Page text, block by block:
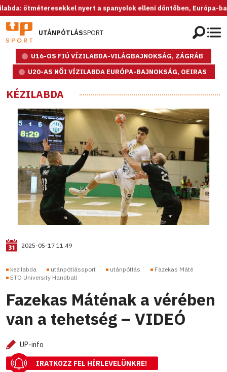
nyert a spanyolok elleni döntőben, Európa-bajnok az
UTÁNPÓTLÁSSPORT
U16-OS FIÚ VÍZILABDA-VILÁGBAJNOKSÁG, ZÁGRÁB
U20-AS NŐI VÍZILABDA EURÓPA-BAJNOKSÁG, OEIRAS
KÉZILABDA
2025-05-17 11:49
kezilabda utánpótlássport utánpótlás
Fazekas Máté
ETO University Handball
Fazekas Máténak a vérében
van a tehetség – VIDEÓ
UP-info
IRATKOZZ FEL HÍRLEVELÜNKRE!